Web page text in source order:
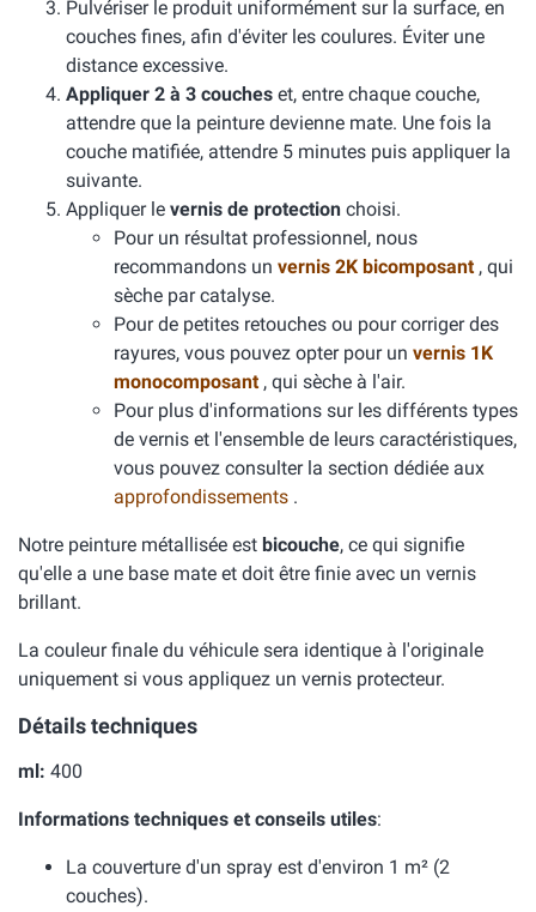
Pulvériser le produit uniformément sur la surface, en
couches fines, afin d'éviter les coulures. Éviter une
distance excessive.
Appliquer 2 à 3 couches et, entre chaque couche,
attendre que la peinture devienne mate. Une fois la
couche matifiée, attendre 5 minutes puis appliquer la
suivante.
Appliquer le vernis de protection choisi.
Pour un résultat professionnel, nous
recommandons un vernis 2K bicomposant , qui
sèche par catalyse.
Pour de petites retouches ou pour corriger des
rayures, vous pouvez opter pour un vernis 1K
monocomposant , qui sèche à l'air.
Pour plus d'informations sur les différents types
de vernis et l'ensemble de leurs caractéristiques,
vous pouvez consulter la section dédiée aux
approfondissements .
Notre peinture métallisée est bicouche, ce qui signifie
qu'elle a une base mate et doit être finie avec un vernis
brillant.
La couleur finale du véhicule sera identique à l'originale
uniquement si vous appliquez un vernis protecteur.
Détails techniques
ml: 400
Informations techniques et conseils utiles:
La couverture d'un spray est d'environ 1 m² (2
couches).